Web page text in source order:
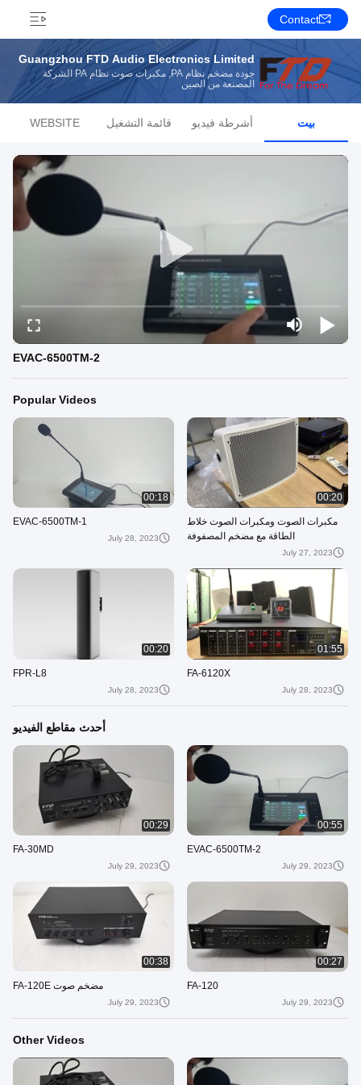
Contact
Guangzhou FTD Audio Electronics Limited
جودة مضخم نظام PA, مكبرات صوت نظام PA الشركة
المصنعة من الصين
بيت أشرطة فيديو قائمة التشغيل WEBSITE
EVAC-6500TM-2
Popular Videos
00:20
مكبرات الصوت ومكبرات الصوت خلاط
الطاقة مع مضخم المصفوفة
July 27, 2023
00:18
EVAC-6500TM-1
July 28, 2023
01:55
FA-6120X
July 28, 2023
00:20
FPR-L8
July 28, 2023
أحدث مقاطع الفيديو
00:55
EVAC-6500TM-2
July 29, 2023
00:29
FA-30MD
July 29, 2023
00:27
FA-120
July 29, 2023
00:38
مضخم صوت FA-120E
July 29, 2023
Other Videos